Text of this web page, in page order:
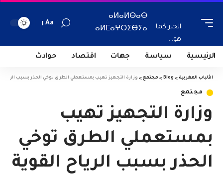
الخبر كما
هو...
ⴰⵍⴰⵍⴱⴰⴱ
ⴰⵍⵎⴰⵖⵔⵉⴱⵢⴰ
Aa
الرئيسية سياسة جهات اقتصاد حوادث
الألباب المغربية >
Blog
> مجتمع > وزارة التجهيز تهيب بمستعملي الطرق توخي الحذر بسبب الرياح
مجتمع
وزارة التجهيز تهيب
بمستعملي الطرق توخي
الحذر بسبب الرياح القوية